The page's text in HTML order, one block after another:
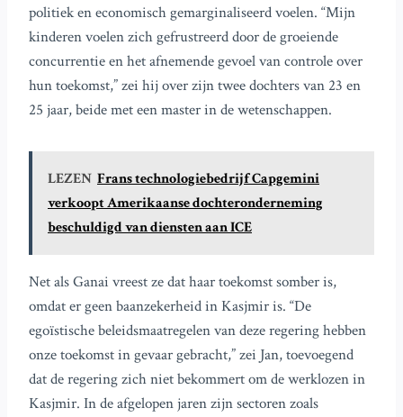
politiek en economisch gemarginaliseerd voelen. “Mijn
kinderen voelen zich gefrustreerd door de groeiende
concurrentie en het afnemende gevoel van controle over
hun toekomst,” zei hij over zijn twee dochters van 23 en
25 jaar, beide met een master in de wetenschappen.
LEZEN Frans technologiebedrijf Capgemini
verkoopt Amerikaanse dochteronderneming
beschuldigd van diensten aan ICE
Net als Ganai vreest ze dat haar toekomst somber is,
omdat er geen baanzekerheid in Kasjmir is. “De
egoïstische beleidsmaatregelen van deze regering hebben
onze toekomst in gevaar gebracht,” zei Jan, toevoegend
dat de regering zich niet bekommert om de werklozen in
Kasjmir. In de afgelopen jaren zijn sectoren zoals